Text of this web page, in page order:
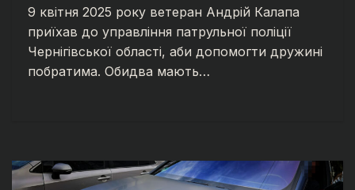
9 квітня 2025 року ветеран Андрій Калапа
приїхав до управління патрульної поліції
Чернігівської області, аби допомогти дружині
побратима. Обидва мають…